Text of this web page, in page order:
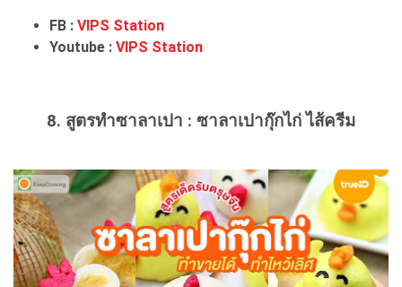
FB : VIPS Station
Youtube : VIPS Station
8. สูตรทำซาลาเปา : ซาลาเปากุ๊กไก่ ไส้ครีม